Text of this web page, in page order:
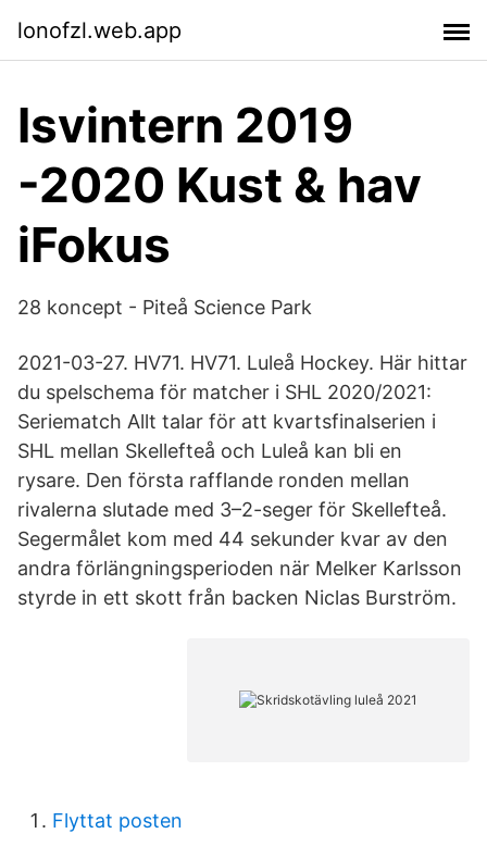
lonofzl.web.app
Isvintern 2019
-2020 Kust & hav
iFokus
28 koncept - Piteå Science Park
2021-03-27. HV71. HV71. Luleå Hockey. Här hittar
du spelschema för matcher i SHL 2020/2021:
Seriematch Allt talar för att kvartsfinalserien i
SHL mellan Skellefteå och Luleå kan bli en
rysare. Den första rafflande ronden mellan
rivalerna slutade med 3–2-seger för Skellefteå.
Segermålet kom med 44 sekunder kvar av den
andra förlängningsperioden när Melker Karlsson
styrde in ett skott från backen Niclas Burström.
Flyttat posten